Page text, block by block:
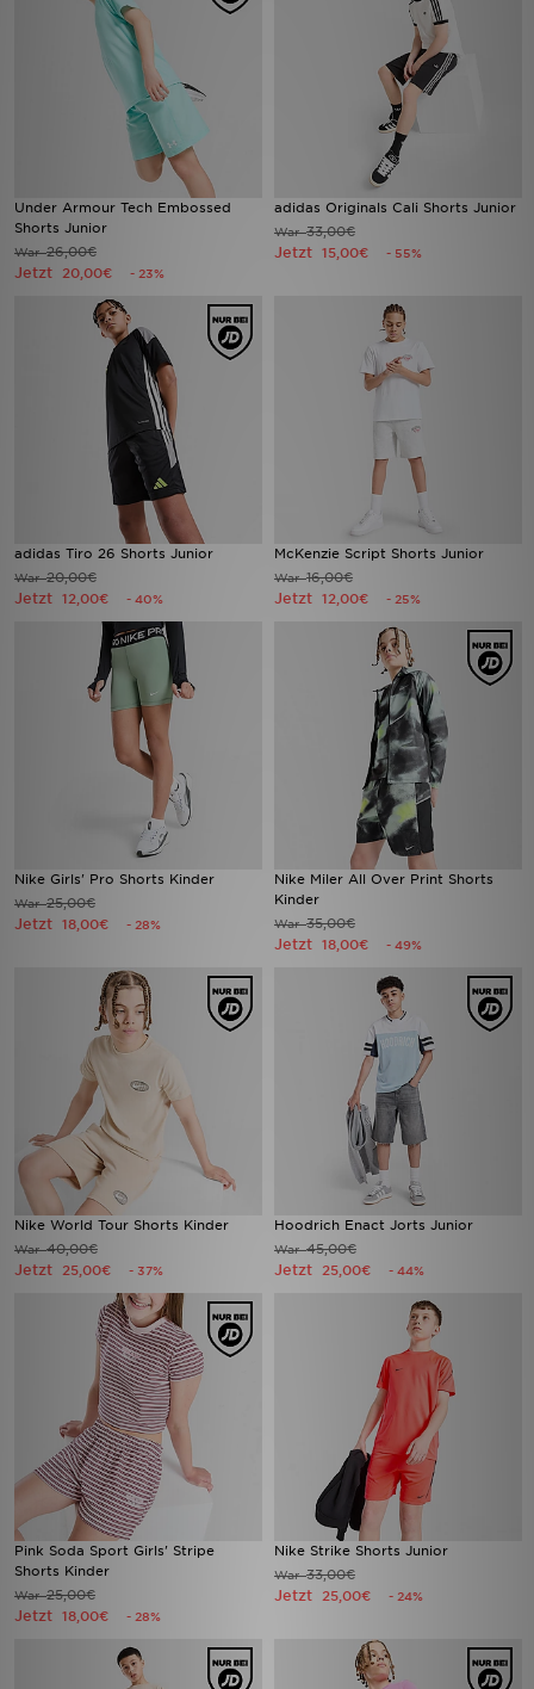
Under Armour Tech Embossed
Shorts Junior
War26,00€
Jetzt 20,00€ - 23%
adidas Originals Cali Shorts Junior
War33,00€
Jetzt 15,00€ - 55%
adidas Tiro 26 Shorts Junior
War20,00€
Jetzt 12,00€ - 40%
McKenzie Script Shorts Junior
War16,00€
Jetzt 12,00€ - 25%
Nike Girls' Pro Shorts Kinder
War25,00€
Jetzt 18,00€ - 28%
Nike Miler All Over Print Shorts
Kinder
War35,00€
Jetzt 18,00€ - 49%
Nike World Tour Shorts Kinder
War40,00€
Jetzt 25,00€ - 37%
Hoodrich Enact Jorts Junior
War45,00€
Jetzt 25,00€ - 44%
Pink Soda Sport Girls' Stripe
Shorts Kinder
War25,00€
Jetzt 18,00€ - 28%
Nike Strike Shorts Junior
War33,00€
Jetzt 25,00€ - 24%
Trending Styles